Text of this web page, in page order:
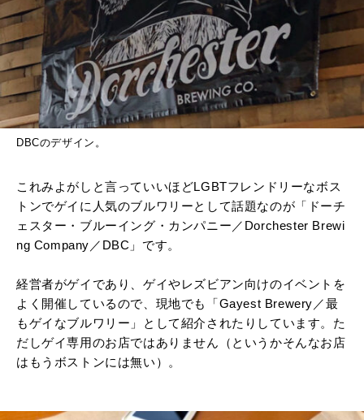
DBCのデザイン。
これみよがしと言っていいほどLGBTフレンドリーなボス
トンでゲイに人気のブルワリーとして話題なのが「ドーチ
ェスター・ブルーイング・カンパニー／Dorchester Brewi
ng Company／DBC」です。
経営者がゲイであり、ゲイやレズビアン向けのイベントを
よく開催しているので、現地でも「Gayest Brewery／最
もゲイなブルワリー」として紹介されたりしています。た
だしゲイ専用のお店ではありません（というかそんなお店
はもうボストンには無い）。